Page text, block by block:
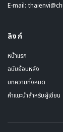
E-mail:
ลิงก์
หน้าแรก
ฉบับย้อนหลัง
บทความทั้งหมด
คำแนะนำสำหรับผู้เขียน